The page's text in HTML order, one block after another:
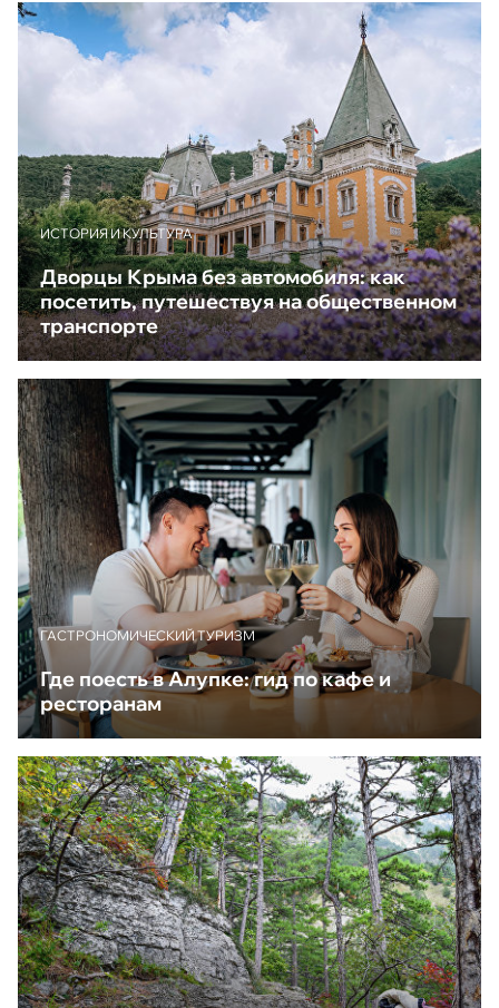
ИСТОРИЯ И КУЛЬТУРА
Дворцы Крыма без автомобиля: как
посетить, путешествуя на общественном
транспорте
ГАСТРОНОМИЧЕСКИЙ ТУРИЗМ
Где поесть в Алупке: гид по кафе и
ресторанам